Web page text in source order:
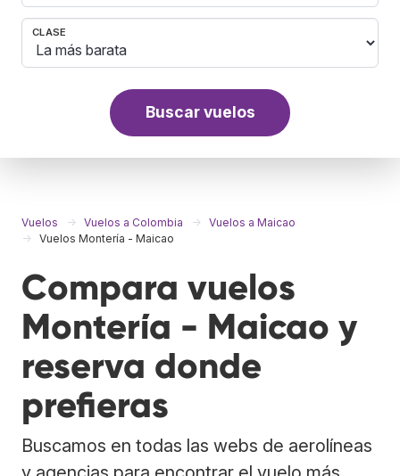
CLASE
Buscar vuelos
Vuelos Vuelos a Colombia
Vuelos a Maicao
Vuelos Montería - Maicao
Compara vuelos
Montería - Maicao y
reserva donde
prefieras
Buscamos en todas las webs de aerolíneas